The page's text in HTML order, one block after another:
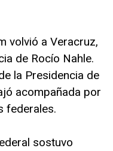
volvió a Veracruz,
de Rocío Nahle.
la Presidencia de
acompañada por
federales.
sostuvo